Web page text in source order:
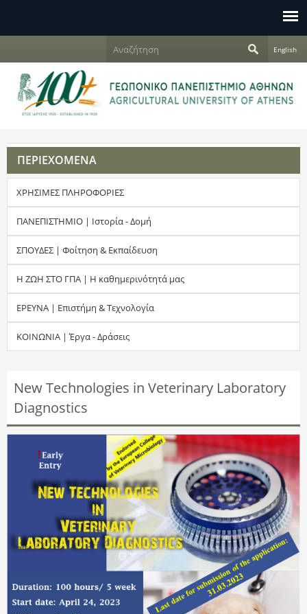
Φ
ό
μ
α
α
ν
α
ζ
ή
τ
σ
ς
ζ
ή
τ
η
English
ΠΕΡΙΕΧΟΜΕΝΑ
ΧΡΗΣΙΜΕΣ ΠΛΗΡΟΦΟΡΙΕΣ
ΠΑΝΕΠΙΣΤΗΜΙΟ | Ιστορία - Δομή
ΣΠΟΥΔΕΣ | Φοίτηση & Εκπαίδευση
Η ΖΩΗ ΣΤΟ ΓΠΑ | Η καθημερινότητά μας
ΕΡΕΥΝΑ | Επιστήμη & Τεχνολογία
ΚΟΙΝΩΝΙΑ | Έργα - Δράσεις
New Technologies in Veterinary Laboratory
Diagnostics